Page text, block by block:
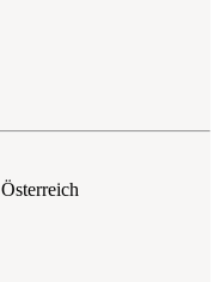
Österreich